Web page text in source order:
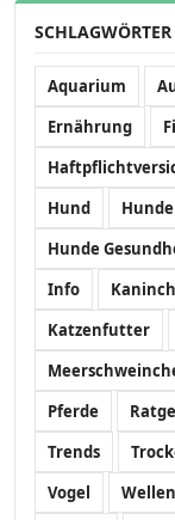
SCHLAGWÖRTER
Aquarium
Ernährung
Hund
Hunde
Hunde
Info
Katzenfutter
Pferde
Trends
Vogel